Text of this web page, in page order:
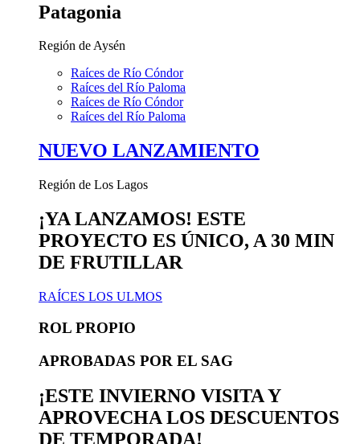
Patagonia
Región de Aysén
Raíces de Río Cóndor
Raíces del Río Paloma
Raíces de Río Cóndor
Raíces del Río Paloma
NUEVO LANZAMIENTO
Región de Los Lagos
¡YA LANZAMOS! ESTE
PROYECTO ES ÚNICO, A 30 MIN
DE FRUTILLAR
RAÍCES LOS ULMOS
ROL PROPIO
APROBADAS POR EL SAG
¡ESTE INVIERNO VISITA Y
APROVECHA LOS DESCUENTOS
DE TEMPORADA!